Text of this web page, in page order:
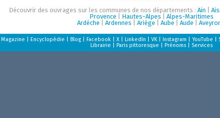
Découvrir des ouvrages sur les communes de nos départements : Ain
Provence
Hautes-Alpes
Alpes-Maritimes
Ardèche
Ardennes Ariège Aube Aude
Magazine Encyclopédie Blog| Facebook| X| LinkedIn VK| Instagram YouTube
Librairie
Paris pittoresque Prénoms| Services